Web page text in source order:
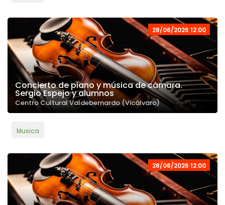
28/06/2026 12:00
Concierto de piano y música de cámara.
Sergio Espejo y alumnos
Centro Cultural Valdebernardo (Vicálvaro)
Musica
28/06/2026 12:00